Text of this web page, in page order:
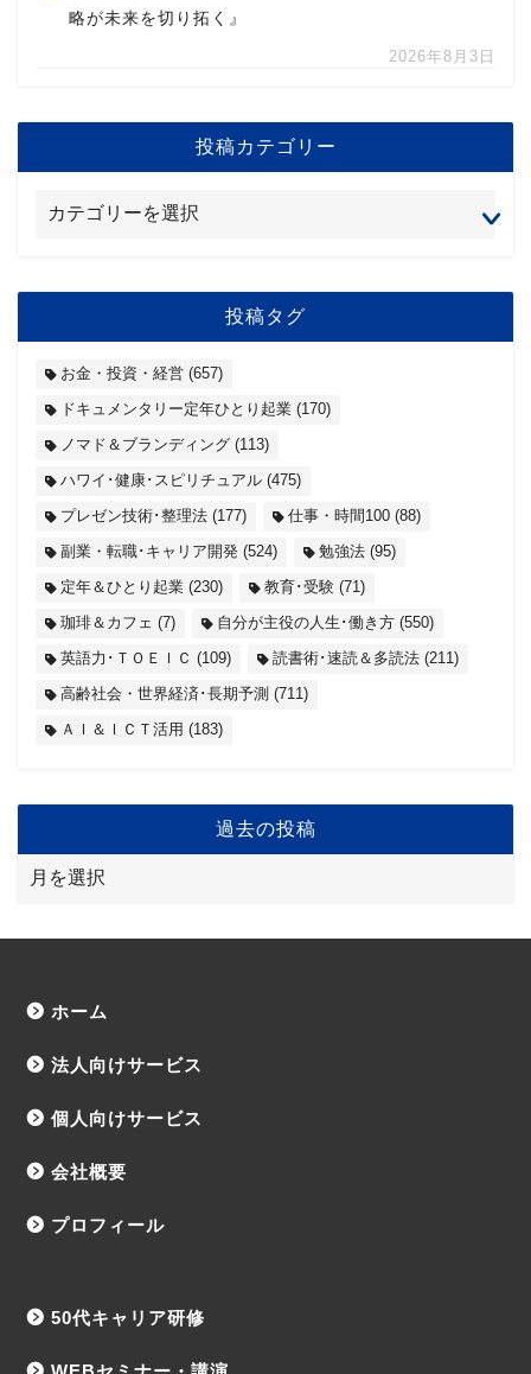
略が未来を切り拓く』
2026年8月3日
投稿カテゴリー
投稿タグ
お金・投資・経営 (657)
ドキュメンタリー定年ひとり起業 (170)
ノマド＆ブランディング (113)
ハワイ･健康･スピリチュアル (475)
プレゼン技術･整理法 (177) 仕事・時間100 (88)
副業・転職･キャリア開発 (524) 勉強法 (95)
定年＆ひとり起業 (230) 教育･受験 (71)
珈琲＆カフェ (7) 自分が主役の人生･働き方 (550)
英語力･ＴＯＥＩＣ (109) 読書術･速読＆多読法 (211)
高齢社会・世界経済･長期予測 (711)
ＡＩ＆ＩＣＴ活用 (183)
過去の投稿
ホーム
法人向けサービス
個人向けサービス
会社概要
プロフィール
50代キャリア研修